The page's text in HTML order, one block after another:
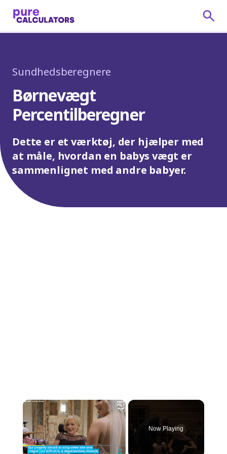
Sundhedsberegnere
Børnevægt
Percentilberegner
Dette er et værktøj, der hjælper med
at måle, hvordan en babys vægt er
sammenlignet med andre babyer.
×
Now Playing